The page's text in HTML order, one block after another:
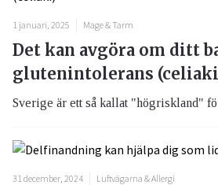
1 januari, 2025 Mage & Tarm
Det kan avgöra om ditt
glutenintolerans
Sverige är ett så kallat "högriskland"
31 december, 2024 Luftvägarna & Allergi